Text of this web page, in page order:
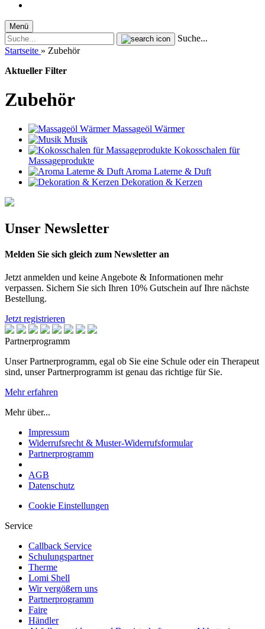
Menü
Suche...
Startseite » Zubehör
Aktueller Filter
Zubehör
Massageöl Wärmer
Musik
Kokosschalen für
Massageprodukte
Aroma Laterne & Duft
Dekoration & Kerzen
Unser Newsletter
Melden Sie sich gleich zum Newsletter an
Jetzt anmelden und keine Angebote & Informationen mehr
verpassen. Sichern Sie sich Ihren 10% Gutschein auf Ihre nächste
Bestellung.
Jetzt registrieren
Partnerprogramm
Unser Partnerprogramm, egal ob Sie eine Schule oder ein Therapeut
sind, unser Partnerprogramm ist genau das richtige für Sie.
Mehr erfahren
Mehr über...
Impressum
Widerrufsrecht & Muster-Widerrufsformular
Partnerprogramm
AGB
Datenschutz
Cookie Einstellungen
Service
Callback Service
Schulungspartner
Therme
Lomi Shell
Wir vergößern uns
Partnerprogramm
Faire
Händler